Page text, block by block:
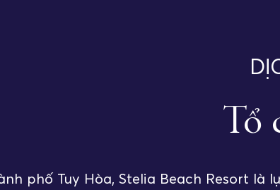
LÔ C1 ĐƯỜNG ĐỘC LẬP, P. TUY HÒA, ĐẮK
Tổ
phố Tuy Hòa, Stelia Beach Resort